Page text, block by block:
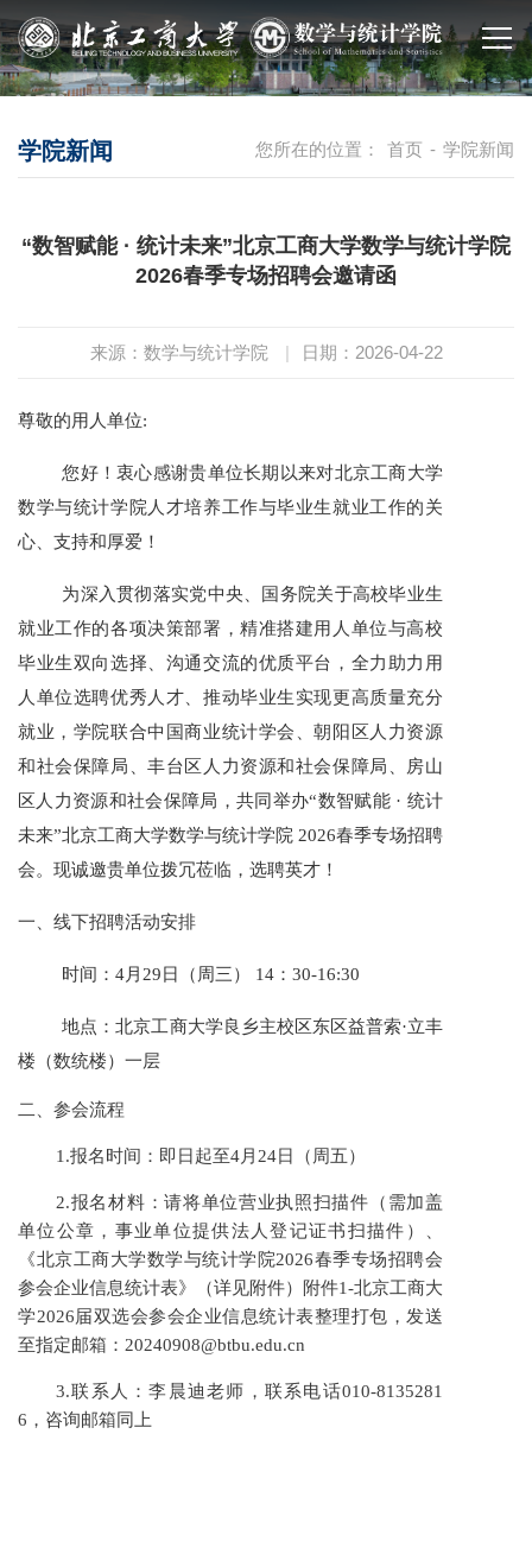
您所在的位置： 首页 - 学院新闻
学院新闻
“数智赋能 · 统计未来”北京工商大学数学与统计学院
2026春季专场招聘会邀请函
来源：数学与统计学院 | 日期：2026-04-22
尊敬的用人单位:
您好！衷心感谢贵单位长期以来对北京工商大学
数学与统计学院人才培养工作与毕业生就业工作的关
心、支持和厚爱！
为深入贯彻落实党中央、国务院关于高校毕业生
就业工作的各项决策部署，精准搭建用人单位与高校
毕业生双向选择、沟通交流的优质平台，全力助力用
人单位选聘优秀人才、推动毕业生实现更高质量充分
就业，学院联合中国商业统计学会、朝阳区人力资源
和社会保障局、丰台区人力资源和社会保障局、房山
区人力资源和社会保障局，共同举办“数智赋能 · 统计
未来”北京工商大学数学与统计学院 2026春季专场招聘
会。现诚邀贵单位拨冗莅临，选聘英才！
一、线下招聘活动安排
时间：4月29日（周三） 14：30-16:30
地点：北京工商大学良乡主校区东区益普索·立丰
楼（数统楼）一层
二、参会流程
1.报名时间：即日起至4月24日（周五）
2.报名材料：请将单位营业执照扫描件（需加盖
单位公章，事业单位提供法人登记证书扫描件）、
《北京工商大学数学与统计学院2026春季专场招聘会
参会企业信息统计表》（详见附件）附件1-北京工商大
学2026届双选会参会企业信息统计表整理打包，发送
至指定邮箱：20240908@btbu.edu.cn
3.联系人：李晨迪老师，联系电话010-8135281
6，咨询邮箱同上